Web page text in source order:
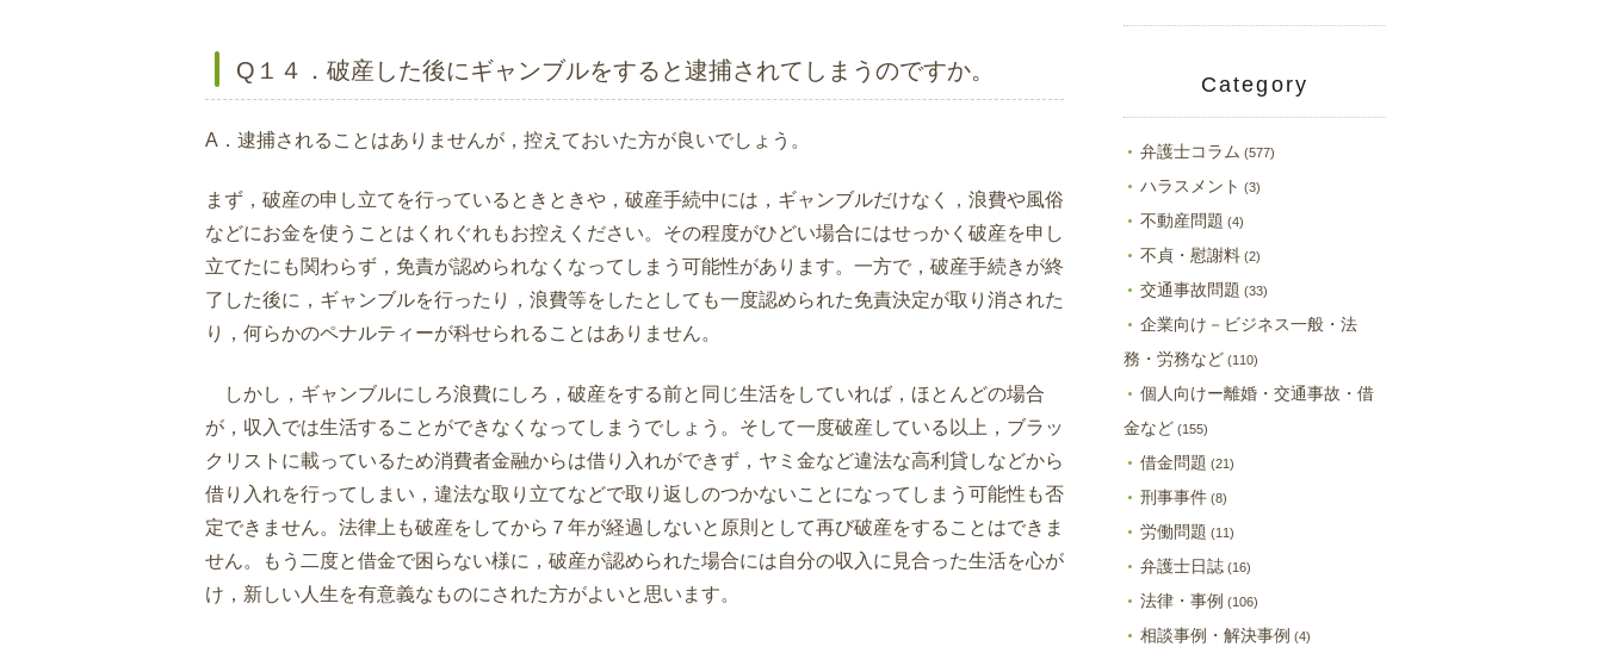
Q１４．破産した後にギャンブルをすると逮捕されてしまうのですか。
A．逮捕されることはありませんが，控えておいた方が良いでしょう。
まず，破産の申し立てを行っているときときや，破産手続中には，ギャンブルだけなく，浪費や風俗
などにお金を使うことはくれぐれもお控えください。その程度がひどい場合にはせっかく破産を申し
立てたにも関わらず，免責が認められなくなってしまう可能性があります。一方で，破産手続きが終
了した後に，ギャンブルを行ったり，浪費等をしたとしても一度認められた免責決定が取り消された
り，何らかのペナルティーが科せられることはありません。
しかし，ギャンブルにしろ浪費にしろ，破産をする前と同じ生活をしていれば，ほとんどの場合
が，収入では生活することができなくなってしまうでしょう。そして一度破産している以上，ブラッ
クリストに載っているため消費者金融からは借り入れができず，ヤミ金など違法な高利貸しなどから
借り入れを行ってしまい，違法な取り立てなどで取り返しのつかないことになってしまう可能性も否
定できません。法律上も破産をしてから７年が経過しないと原則として再び破産をすることはできま
せん。もう二度と借金で困らない様に，破産が認められた場合には自分の収入に見合った生活を心が
け，新しい人生を有意義なものにされた方がよいと思います。
Category
弁護士コラム (577)
ハラスメント (3)
不動産問題 (4)
不貞・慰謝料 (2)
交通事故問題 (33)
企業向け－ビジネス一般・法
務・労務など (110)
個人向けー離婚・交通事故・借
金など (155)
借金問題 (21)
刑事事件 (8)
労働問題 (11)
弁護士日誌 (16)
法律・事例 (106)
相談事例・解決事例 (4)